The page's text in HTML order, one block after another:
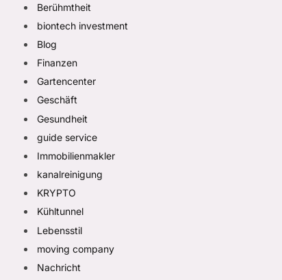
Berühmtheit
biontech investment
Blog
Finanzen
Gartencenter
Geschäft
Gesundheit
guide service
Immobilienmakler
kanalreinigung
KRYPTO
Kühltunnel
Lebensstil
moving company
Nachricht